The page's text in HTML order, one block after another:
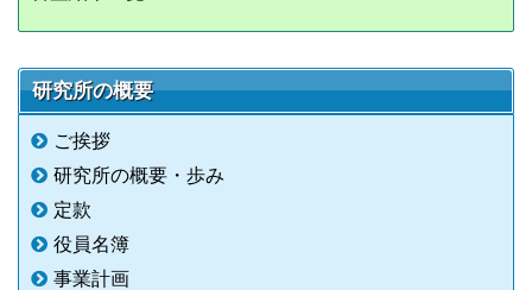
研究所の概要
ご挨拶
研究所の概要・歩み
定款
役員名簿
事業計画